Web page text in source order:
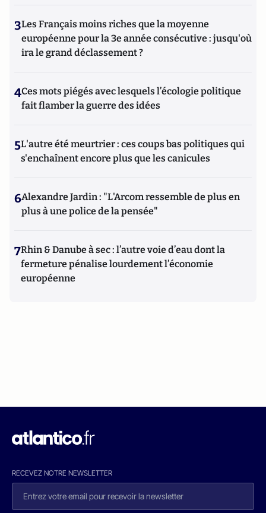
3Les Français moins riches que la moyenne
européenne pour la 3e année consécutive : jusqu'où
ira le grand déclassement ?
4Ces mots piégés avec lesquels l’écologie politique
fait flamber la guerre des idées
5L'autre été meurtrier : ces coups bas politiques qui
s'enchaînent encore plus que les canicules
6Alexandre Jardin : "L'Arcom ressemble de plus en
plus à une police de la pensée"
7Rhin & Danube à sec : l’autre voie d’eau dont la
fermeture pénalise lourdement l’économie
européenne
RECEVEZ NOTRE NEWSLETTER